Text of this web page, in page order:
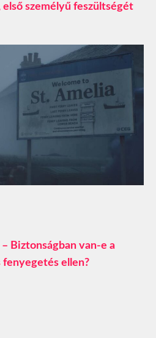
személyű feszültségét
Biztonságban van-e a
ellen?